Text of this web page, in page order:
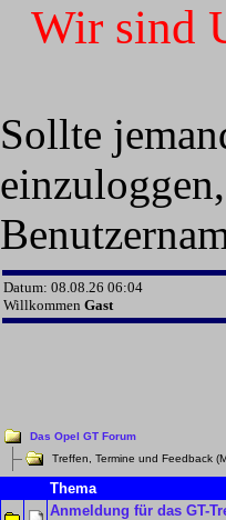
Wir sind
Sollte
Datum: 08.08.26 06:04
Willkommen Gast
Das Opel GT Forum
Treffen, Termine und Feedback
Thema
Anmeldung für das GT-